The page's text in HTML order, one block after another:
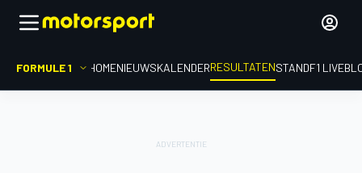
FORMULE 1 HOMENIEUWSKALENDERRESULTATENSTANDF1